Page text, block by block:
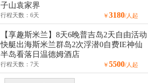
子山袁家界
行程天数：6天 ￥ 3180/人起
【享趣斯米兰】8天6晚普吉岛2天自由活动
快艇出海斯米兰群岛2次浮潜0自费IE神仙
半岛看落日温德姆酒店
行程天数：7天 ￥ 5500/人起